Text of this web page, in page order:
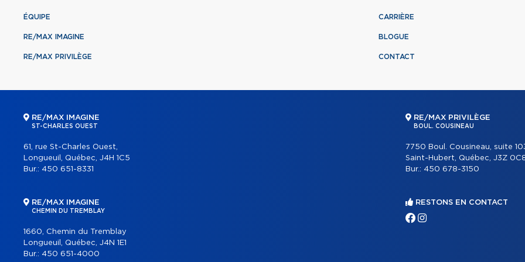
ÉQUIPE
RE/MAX IMAGINE
RE/MAX PRIVILÈGE
CARRIÈRE
BLOGUE
CONTACT
RESTONS EN CONTACT
RE/MAX IMAGINE
ST-CHARLES OUEST
61, rue St-Charles Ouest,
Longueuil, Québec, J4H 1C5
Bur.: 450 651-8331
RE/MAX IMAGINE
CHEMIN DU TREMBLAY
1660, Chemin du Tremblay
Longueuil, Québec, J4N 1E1
Bur.: 450 651-4000
RE/MAX PRIVILÈGE
BOUL. COUSINEAU
7750 Boul. Cousineau, suite
Saint-Hubert, Québec, J3Z
Bur.: 450 678-3150